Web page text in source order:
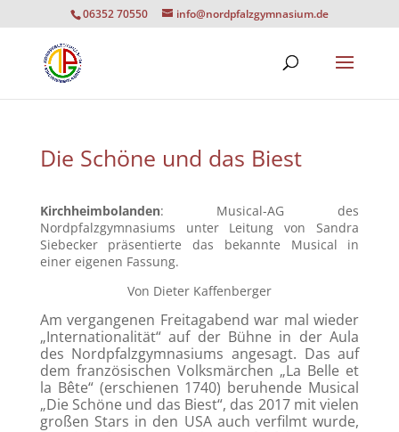
06352 70550 info@nordpfalzgymnasium.de
Die Schöne und das Biest
Kirchheimbolanden: Musical-AG des
Nordpfalzgymnasiums unter Leitung von Sandra
Siebecker präsentierte das bekannte Musical in
einer eigenen Fassung.
Von Dieter Kaffenberger
Am vergangenen Freitagabend war mal wieder
„Internationalität“ auf der Bühne in der Aula
des Nordpfalzgymnasiums angesagt. Das auf
dem französischen Volksmärchen „La Belle et
la Bête“ (erschienen 1740) beruhende Musical
„Die Schöne und das Biest“, das 2017 mit vielen
großen Stars in den USA auch verfilmt wurde,